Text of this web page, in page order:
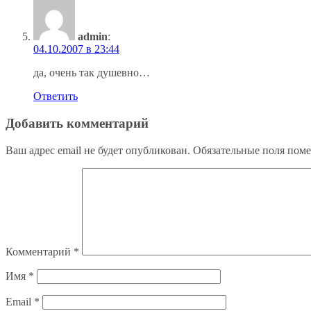
admin:
04.10.2007 в 23:44
да, очень так душевно…
Ответить
Добавить комментарий
Ваш адрес email не будет опубликован. Обязательные поля
Комментарий *
Имя *
Email *